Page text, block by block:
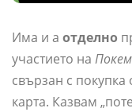
Има и а отделно
участието на
свързан с покупка
карта. Казвам